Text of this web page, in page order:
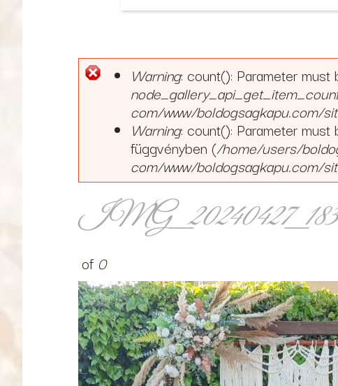
Hibaüzenet
Warning: count(): Parameter
com/www/boldogsagkapu.com/
Warning: count(): Parameter
függvényben (/home/users/
com/www/boldogsagkapu.com/
of 0